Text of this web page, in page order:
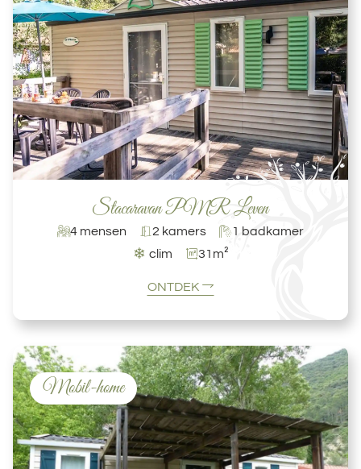
Stacaravan PMR Leven
4 mensen 2 kamers 1 badkamer
❄ clim 31m²
ONTDEK
Mobil-home